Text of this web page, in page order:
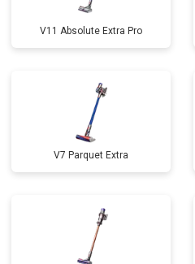
V11 Absolute Extra Pro
V7 Parquet Extra